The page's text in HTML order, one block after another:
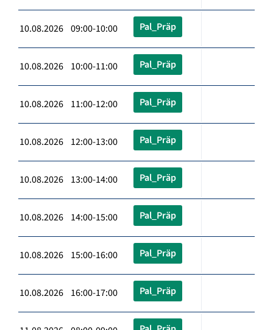
10.08.2026 09:00-10:00 Pal_Präp
10.08.2026 10:00-11:00 Pal_Präp
10.08.2026 11:00-12:00 Pal_Präp
10.08.2026 12:00-13:00 Pal_Präp
10.08.2026 13:00-14:00 Pal_Präp
10.08.2026 14:00-15:00 Pal_Präp
10.08.2026 15:00-16:00 Pal_Präp
10.08.2026 16:00-17:00 Pal_Präp